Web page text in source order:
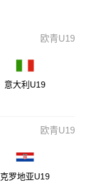
欧青U19
意大利U19
欧青U19
克罗地亚U19